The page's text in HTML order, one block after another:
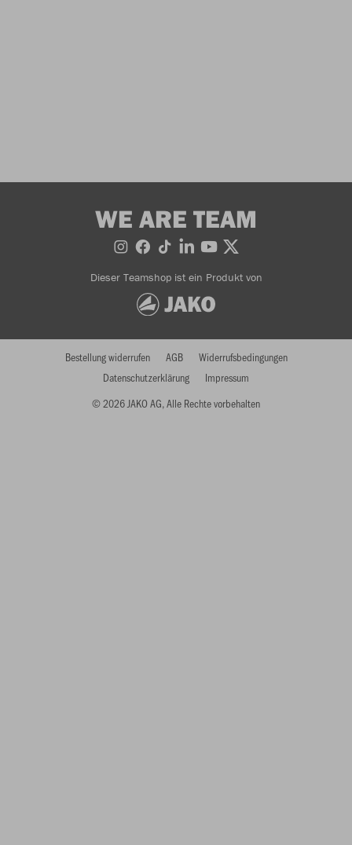
WE ARE TEAM
Dieser Teamshop ist ein Produkt von
© 2026 JAKO AG, Alle Rechte vorbehalten
Bestellung widerrufen AGB
Widerrufsbedingungen
Datenschutzerklärung
Impressum